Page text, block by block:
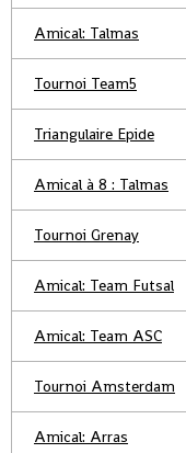
Amical: Talmas
Tournoi Team5
Triangulaire Epide
Amical à 8 : Talmas
Tournoi Grenay
Amical: Team Futsal
Amical: Team ASC
Tournoi Amsterdam
Amical: Arras